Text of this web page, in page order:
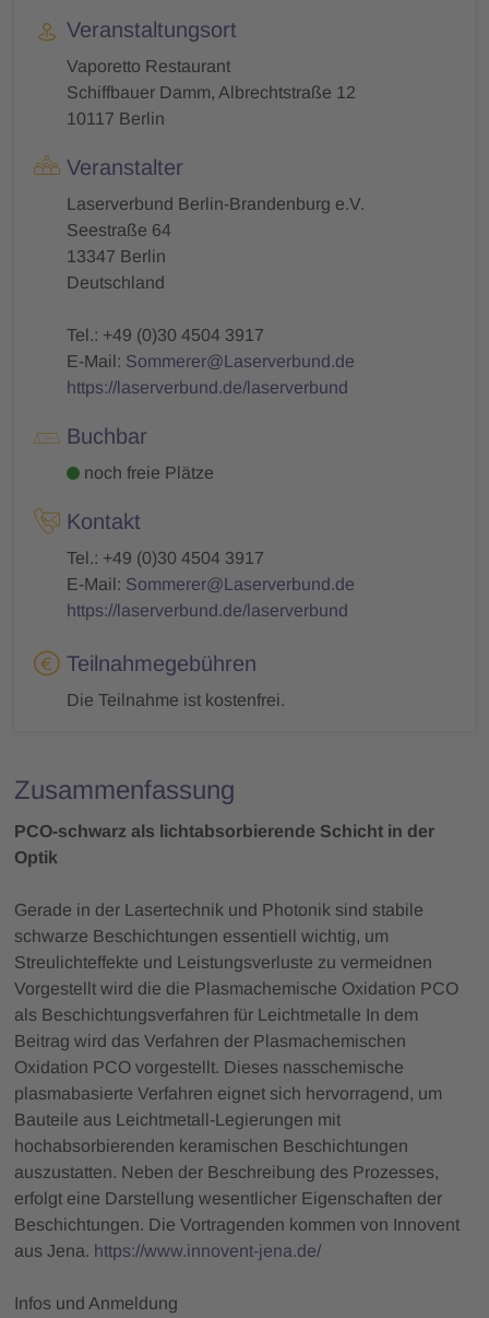
Veranstaltungsort
Vaporetto Restaurant
Schiffbauer Damm, Albrechtstraße 12
10117 Berlin
Veranstalter
Laserverbund Berlin-Brandenburg e.V.
Seestraße 64
13347 Berlin
Deutschland
Tel.: +49 (0)30 4504 3917
E-Mail: Sommerer@Laserverbund.de
https://laserverbund.de/laserverbund
Buchbar
noch freie Plätze
Kontakt
Tel.: +49 (0)30 4504 3917
E-Mail: Sommerer@Laserverbund.de
https://laserverbund.de/laserverbund
Teilnahmegebühren
Die Teilnahme ist kostenfrei.
Zusammenfassung
PCO-schwarz als lichtabsorbierende Schicht in der
Optik
Gerade in der Lasertechnik und Photonik sind stabile
schwarze Beschichtungen essentiell wichtig, um
Streulichteffekte und Leistungsverluste zu vermeidnen
Vorgestellt wird die die Plasmachemische Oxidation PCO
als Beschichtungsverfahren für Leichtmetalle In dem
Beitrag wird das Verfahren der Plasmachemischen
Oxidation PCO vorgestellt. Dieses nasschemische
plasmabasierte Verfahren eignet sich hervorragend, um
Bauteile aus Leichtmetall-Legierungen mit
hochabsorbierenden keramischen Beschichtungen
auszustatten. Neben der Beschreibung des Prozesses,
erfolgt eine Darstellung wesentlicher Eigenschaften der
Beschichtungen. Die Vortragenden kommen von Innovent
aus Jena. https://www.innovent-jena.de/
Infos und Anmeldung